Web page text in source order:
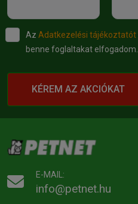
Az Adatkezelési tájékoztatót
benne foglaltakat elfogadom.
KÉREM AZ AKCIÓKAT
E-MAIL:
info@petnet.hu